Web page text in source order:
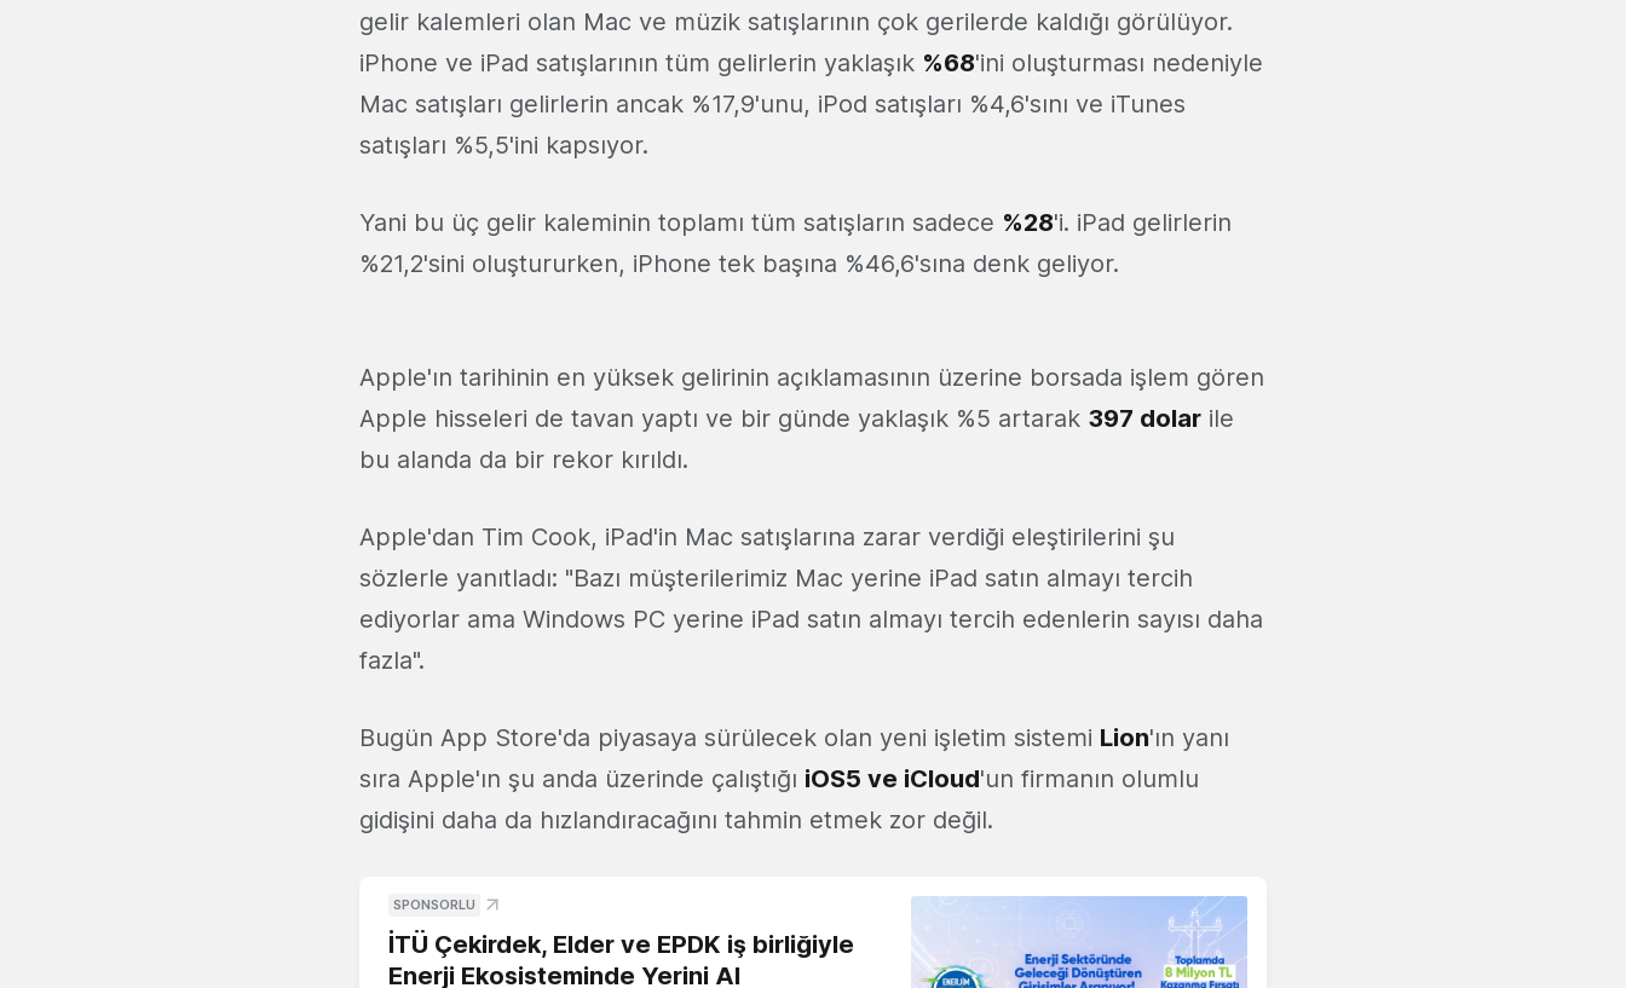
gelir kalemleri olan Mac ve müzik satışlarının çok gerilerde kaldığı görülüyor.
iPhone ve iPad satışlarının tüm gelirlerin yaklaşık %68'ini oluşturması nedeniyle
Mac satışları gelirlerin ancak %17,9'unu, iPod satışları %4,6'sını ve iTunes
satışları %5,5'ini kapsıyor.
Yani bu üç gelir kaleminin toplamı tüm satışların sadece %28'i. iPad gelirlerin
%21,2'sini oluştururken, iPhone tek başına %46,6'sına denk geliyor.
Apple'ın tarihinin en yüksek gelirinin açıklamasının üzerine borsada işlem gören
Apple hisseleri de tavan yaptı ve bir günde yaklaşık %5 artarak 397 dolar ile
bu alanda da bir rekor kırıldı.
Apple'dan Tim Cook, iPad'in Mac satışlarına zarar verdiği eleştirilerini şu
sözlerle yanıtladı: "Bazı müşterilerimiz Mac yerine iPad satın almayı tercih
ediyorlar ama Windows PC yerine iPad satın almayı tercih edenlerin sayısı daha
fazla".
Bugün App Store'da piyasaya sürülecek olan yeni işletim sistemi Lion'ın yanı
sıra Apple'ın şu anda üzerinde çalıştığı iOS5 ve iCloud'un firmanın olumlu
gidişini daha da hızlandıracağını tahmin etmek zor değil.
SPONSORLU
İTÜ Çekirdek, Elder ve EPDK iş birliğiyle
Enerji Ekosisteminde Yerini Al